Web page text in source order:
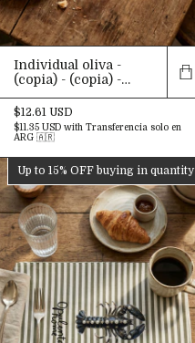
Individual oliva -
(copia) - (copia) -
(copia) - (copia) -
(copia) - (copia) -
(copia) - (copia) -
(copia) - (copia) -
(copia) - (copia)
$12.61 USD
$11.35 USD with Transferencia solo en
ARG 🇦🇷
Up to 15% OFF buying in quantity